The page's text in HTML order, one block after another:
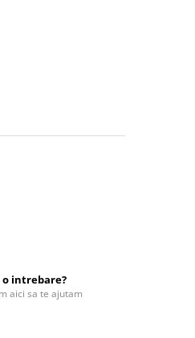
o intrebare?
aici sa te ajutam